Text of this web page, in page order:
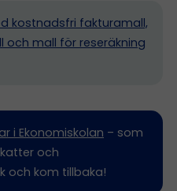
kostnadsfri fakturamall,
mall för reseräkning
i Ekonomiskolan – som
och
och kom tillbaka!